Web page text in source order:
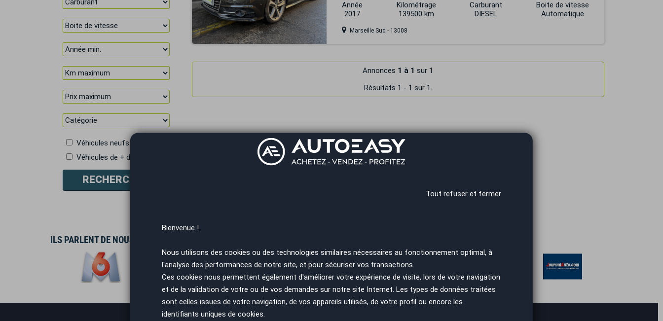
Véhicules neufs
Véhicules de + de 5 places
Année
2017
Kilométrage
139500 km
Carburant
DIESEL
Boite de vitesse
Automatique
Marseille Sud - 13008
Annonces 1 à 1sur 1
Résultats 1 - 1 sur 1.
ILS PARLENT DE NOUS
Tout refuser et fermer
Bienvenue !
Nous utilisons des cookies ou des technologies similaires nécessaires au fonctionnement optimal, à
l'analyse des performances de notre site, et pour sécuriser vos transactions.
Ces cookies nous permettent également d'améliorer votre expérience de visite, lors de votre navigation
et de la validation de votre ou de vos demandes sur notre site Internet. Les types de données traitées
sont celles issues de votre navigation, de vos appareils utilisés, de votre profil ou encore les
identifiants uniques de cookies.